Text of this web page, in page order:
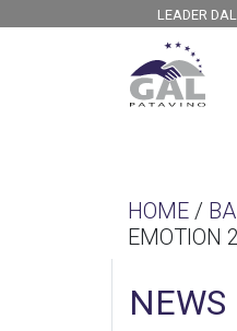
LEADER
HOME /
EMOTION